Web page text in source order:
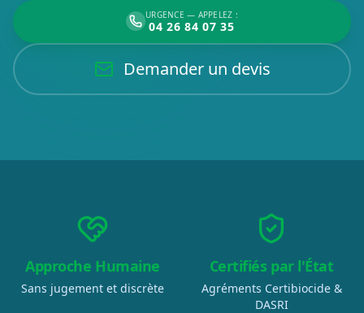
URGENCE — APPELEZ :
04 26 84 07 35
Demander un devis
Approche Humaine
Sans jugement et discrète
Certifiés par l'État
Agréments Certibiocide &
DASRI